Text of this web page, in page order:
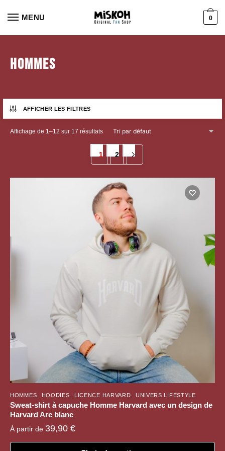
MENU 0
Hommes
AFFICHER LES FILTRES
Affichage de 1–12 sur 17 résultats
1 2
HOMMES, HOODIES, LICENCE HARVARD, UNIVERS LIFESTYLE
Sweat-shirt à capuche Homme Harvard avec un design de
Harvard Arc blanc
À partir de 39,90 €